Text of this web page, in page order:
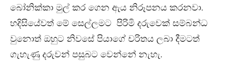
බෝනික්කා මුල් කර ගෙන ඇය නිරූපනය කරනවා.
හදිසියේවත් මේ සෙල්ලමට පිරිමි දරුවෙක් සම්බන්ධ
වුනොත් ඔහුට නිවසේ පියාගේ චරිතය ලබා දීමටත්
ගැහැණු දරුවන් පසුබට වෙන්නේ නැහැ.